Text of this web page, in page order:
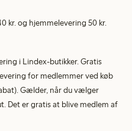
kr. og hjemmelevering 50 kr.
i Lindex-butikker. Gratis
for medlemmer ved køb
Gælder, når du vælger
Det er gratis at blive medlem af